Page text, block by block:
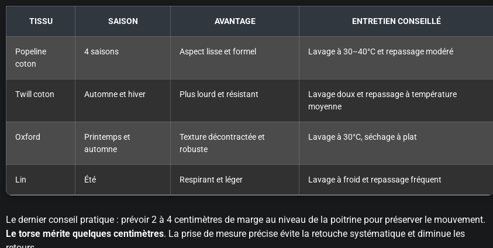
TISSU SAISON AVANTAGE ENTRETIEN CONSEILLÉ
Popeline
coton
4 saisons Aspect lisse et formel Lavage à 30–40°C et repassage modéré
Twill coton Automne et hiver Plus lourd et résistant
Lavage doux et repassage à température
moyenne
Oxford
Printemps et
automne
Texture décontractée et
robuste
Lavage à 30°C, séchage à plat
Lin Été Respirant et léger Lavage à froid et repassage fréquent
Le dernier conseil pratique : prévoir 2 à 4 centimètres de marge au niveau de la poitrine pour préserver le mouvement.
Le torse mérite quelques centimètres. La prise de mesure précise évite la retouche systématique et diminue les